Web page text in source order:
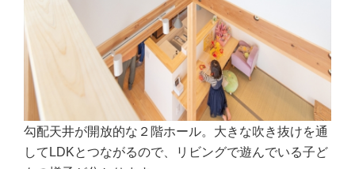
勾配天井が開放的な２階ホール。大きな吹き抜けを通
してLDKとつながるので、リビングで遊んでいる子ど